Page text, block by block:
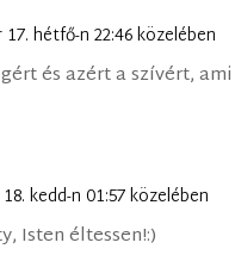
hétfő-n 22:46 közelében
és azért a szívért,
kedd-n 01:57 közelében
Isten éltessen!:)